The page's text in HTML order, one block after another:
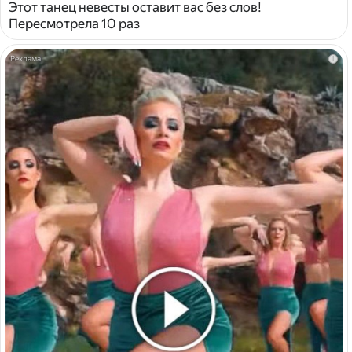
Этот танец невесты оставит вас без слов!
Пересмотрела 10 раз
i